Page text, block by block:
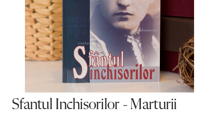
Sfantul Inchisorilor - Marturii